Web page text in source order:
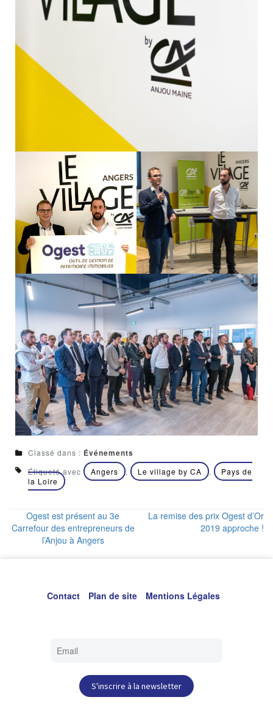
Classé dans : Événements
Étiqueté avec Angers , Le village by CA ,
Pays de
la Loire
Ogest est présent au 3e
Carrefour des entrepreneurs de
l’Anjou à Angers
La remise des prix Ogest d’Or
2019 approche !
Contact Plan de site Mentions Légales